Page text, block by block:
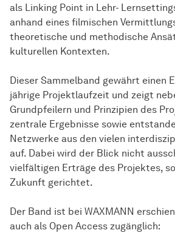
als Linking Point in Lehr-
anhand eines filmischen
theoretische und methodische
kulturellen Kontexten.
Dieser Sammelband gewährt einen
jährige Projektlaufzeit und zeigt
Grundpfeilern und Prinzipien des
zentrale Ergebnisse sowie
Netzwerke aus den vielen
auf. Dabei wird der Blick nicht
vielfältigen Erträge des Projektes,
Zukunft gerichtet.
Der Band ist bei WAXMANN
auch als Open Access zugänglich: